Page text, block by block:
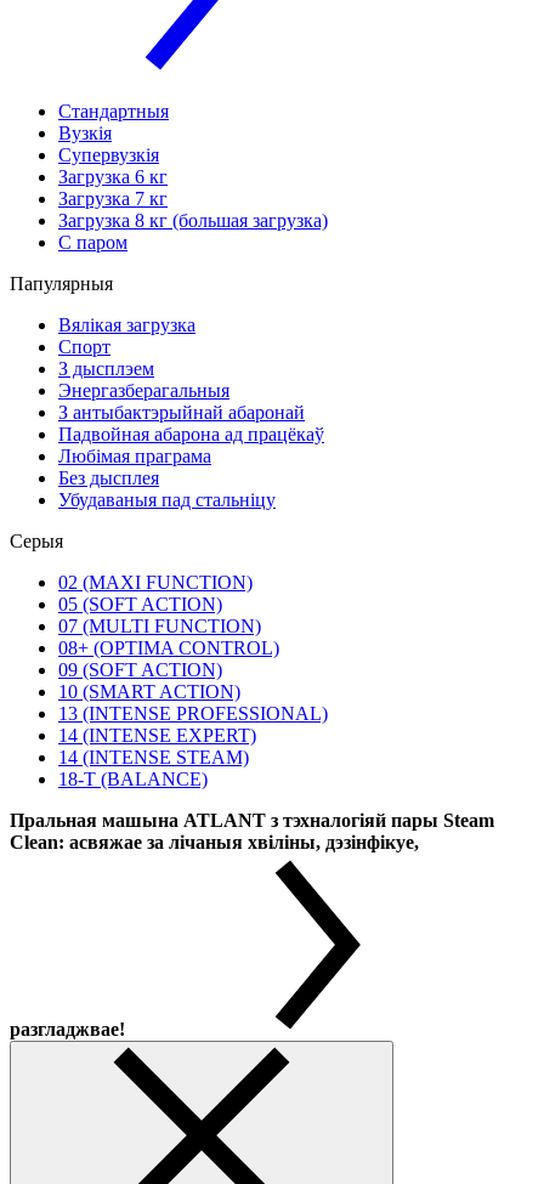
Стандартныя
Вузкія
Супервузкія
Загрузка 6 кг
Загрузка 7 кг
Загрузка 8 кг (большая загрузка)
С паром
Папулярныя
Вялікая загрузка
Спорт
З дысплэем
Энергазберагальныя
З антыбактэрыйнай абаронай
Падвойная абарона ад працёкаў
Любімая праграма
Без дысплея
Убудаваныя пад стальніцу
Серыя
02 (MAXI FUNCTION)
05 (SOFT ACTION)
07 (MULTI FUNCTION)
08+ (OPTIMA CONTROL)
09 (SOFT ACTION)
10 (SMART ACTION)
13 (INTENSE PROFESSIONAL)
14 (INTENSE EXPERT)
14 (INTENSE STEAM)
18-T (BALANCE)
Пральная машына ATLANT з тэхналогіяй пары Steam
Clean: асвяжае за лічаныя хвіліны, дэзінфікуе,
разгладжвае!